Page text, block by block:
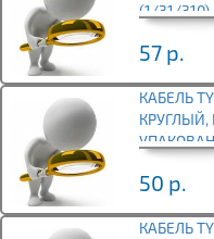
(1/31/310)
57 р.
КАБЕЛЬ
КРУГЛЫЙ,
50 р.
КАБЕЛЬ